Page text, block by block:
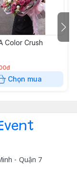
Color Crush
Chọn mua
- Quận 7